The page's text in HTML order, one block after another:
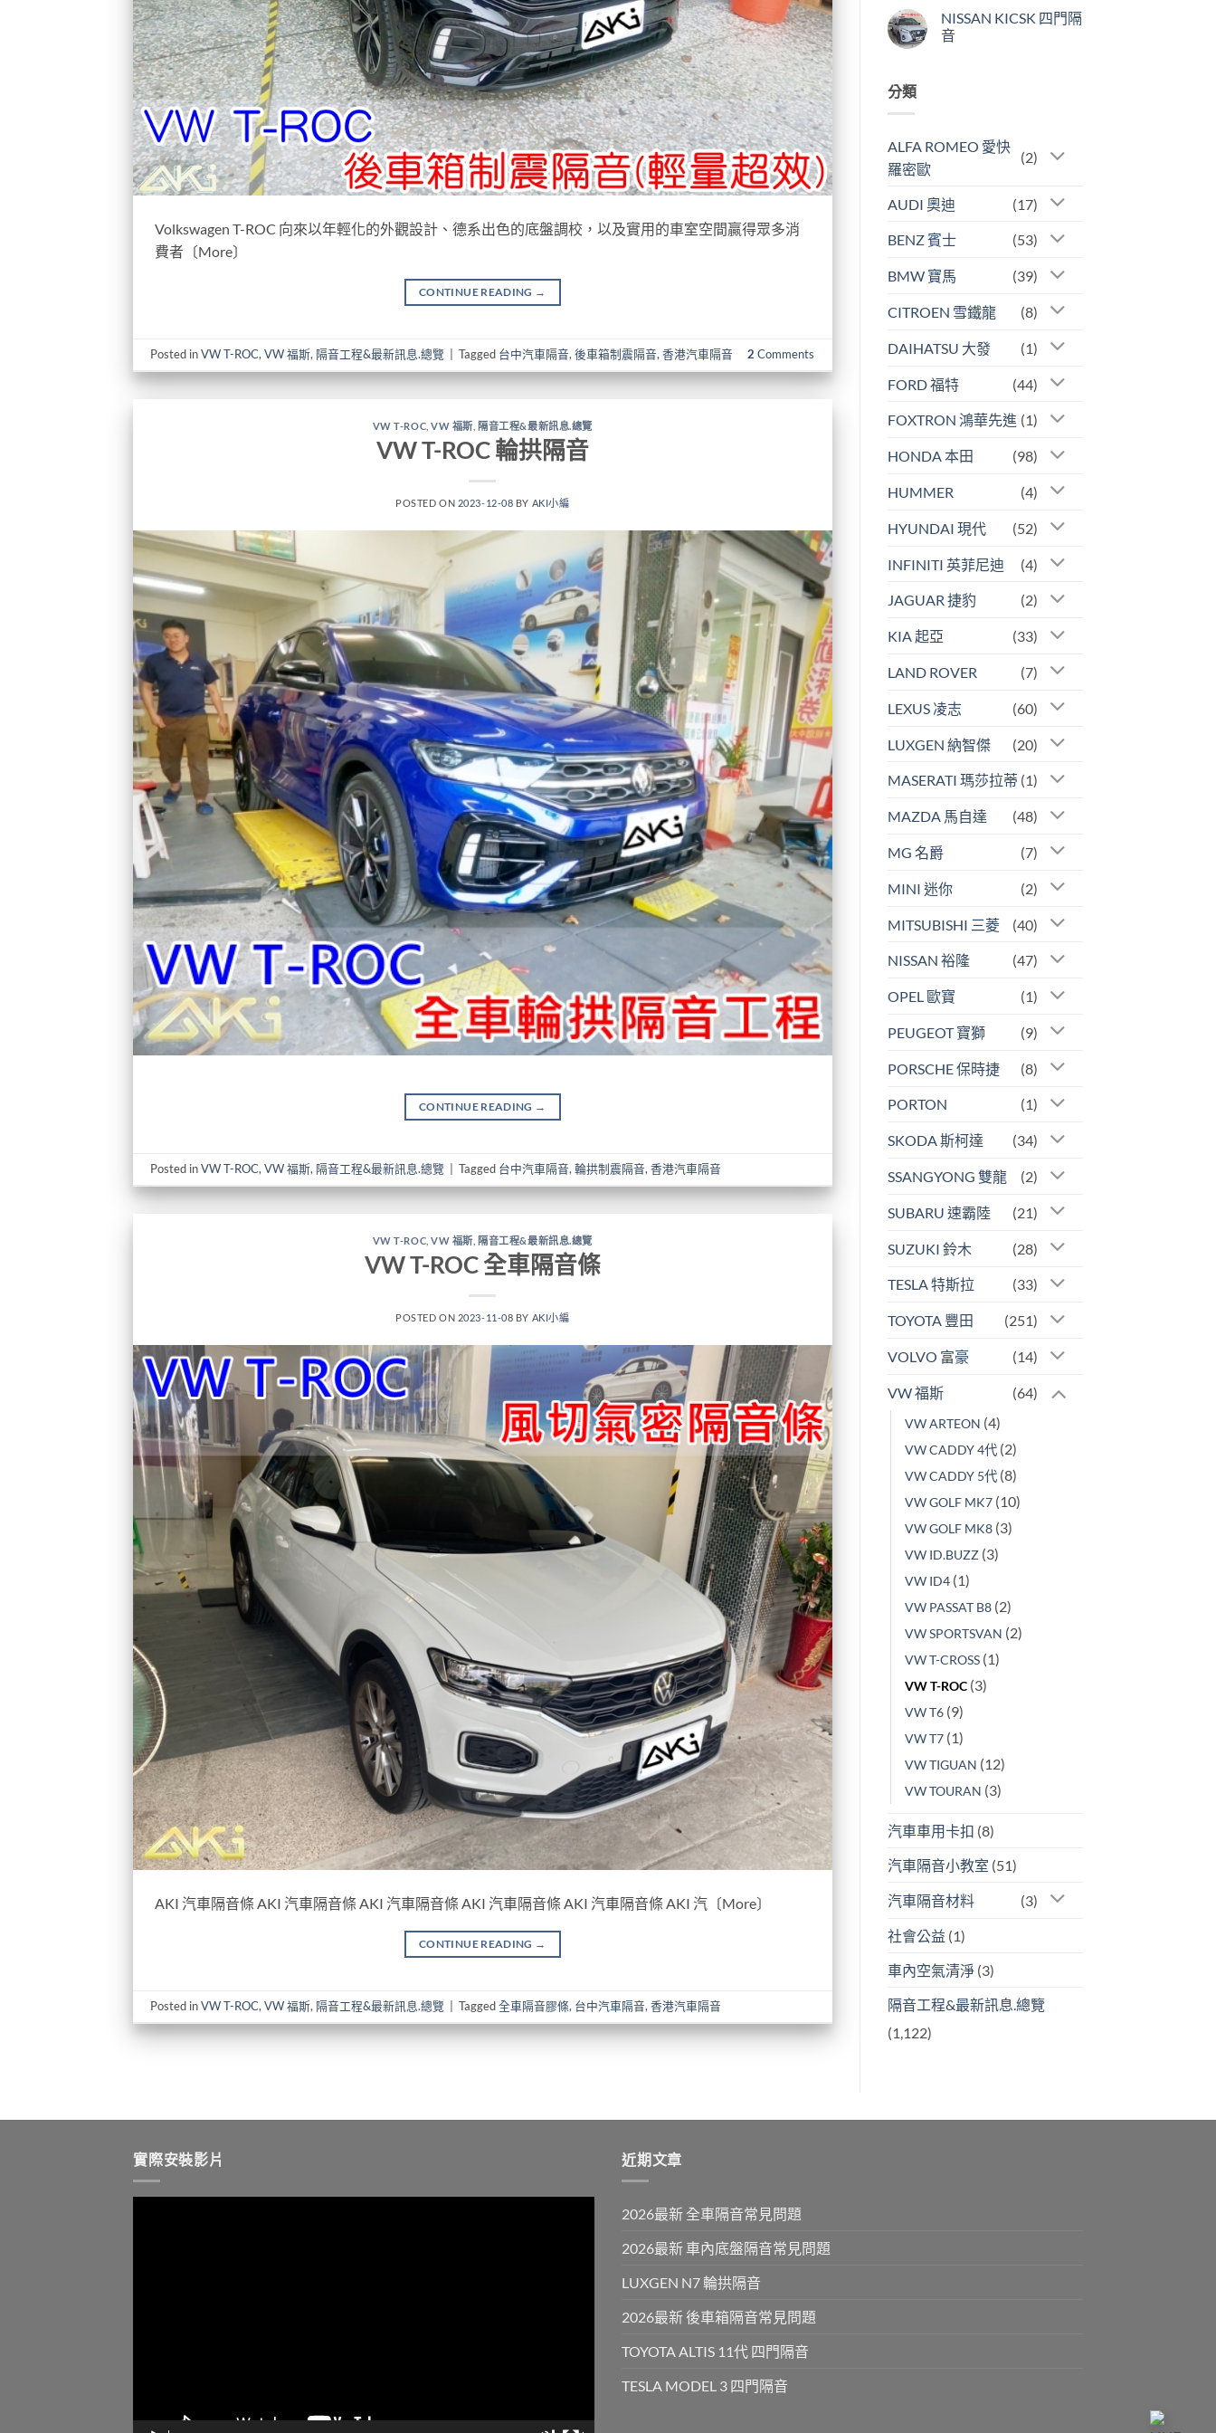
Volkswagen T-ROC 向來以年輕化的外觀設計、德系出色的底盤調校，以及實用的車室空間贏得眾多消
費者〔More〕
CONTINUE READING →
Posted inVW T-ROC,VW 福斯, 隔音工程&最新訊息.總覽 Tagged 台中汽車隔音,後車箱制震隔音,香港汽車隔音 2 Comments
VW T-ROC ,VW 福斯 隔音工程&最新訊息.總覽
VW T-ROC 輪拱隔音
POSTED ON 2023-12-08 BY AKI小編
CONTINUE READING →
Posted inVW T-ROC,VW 福斯, 隔音工程&最新訊息.總覽 Tagged 台中汽車隔音,輪拱制震隔音,香港汽車隔音
VW T-ROC ,VW 福斯 隔音工程&最新訊息.總覽
VW T-ROC 全車隔音條
POSTED ON 2023-11-08 BY AKI小編
AKI 汽車隔音條 AKI 汽車隔音條 AKI 汽車隔音條 AKI 汽車隔音條 AKI 汽車隔音條 AKI 汽〔More〕
CONTINUE READING →
Posted inVW T-ROC,VW 福斯, 隔音工程&最新訊息.總覽 Tagged全車隔音膠條, 台中汽車隔音,香港汽車隔音
音〉
中
CADDY
5
代
留
言
NISSAN KICSK 四門隔
音
分類
ALFA ROMEO 愛快
羅密歐
(2)
AUDI 奧迪 (17)
BENZ 賓士 (53)
BMW 寶馬 (39)
CITROEN 雪鐵龍 (8)
DAIHATSU 大發 (1)
FORD 福特 (44)
FOXTRON 鴻華先進 (1)
HONDA 本田 (98)
HUMMER (4)
HYUNDAI 現代 (52)
INFINITI 英菲尼迪 (4)
JAGUAR 捷豹 (2)
KIA 起亞 (33)
LAND ROVER (7)
LEXUS 凌志 (60)
LUXGEN 納智傑 (20)
MASERATI 瑪莎拉蒂 (1)
MAZDA 馬自達 (48)
MG 名爵 (7)
MINI 迷你 (2)
MITSUBISHI 三菱 (40)
NISSAN 裕隆 (47)
OPEL 歐寶 (1)
PEUGEOT 寶獅 (9)
PORSCHE 保時捷 (8)
PORTON (1)
SKODA 斯柯達 (34)
SSANGYONG 雙龍 (2)
SUBARU 速霸陸 (21)
SUZUKI 鈴木 (28)
TESLA 特斯拉 (33)
TOYOTA 豐田 (251)
VOLVO 富豪 (14)
VW 福斯 (64)
VW ARTEON (4)
VW CADDY 4代(2)
VW CADDY 5代(8)
VW GOLF MK7(10)
VW GOLF MK8(3)
VW ID.BUZZ(3)
VW ID4(1)
VW PASSAT B8(2)
VW SPORTSVAN (2)
VW T-CROSS(1)
VW T-ROC(3)
VW T6(9)
VW T7(1)
VW TIGUAN (12)
VW TOURAN (3)
汽車車用卡扣 (8)
汽車隔音小教室 (51)
汽車隔音材料 (3)
社會公益 (1)
車內空氣清淨(3)
隔音工程&最新訊息.總覽
(1,122)
實際安裝影片 近期文章
2026最新 全車隔音常見問題
2026最新 車內底盤隔音常見問題
LUXGEN N7 輪拱隔音
2026最新 後車箱隔音常見問題
TOYOTA ALTIS 11代 四門隔音
TESLA MODEL 3 四門隔音